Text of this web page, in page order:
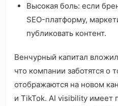
Высокая боль: если
SEO-платформу,
публиковать контент.
Венчурный капитал
что компании заботятся о
отображаются на новом
и TikTok. AI visibility имеет